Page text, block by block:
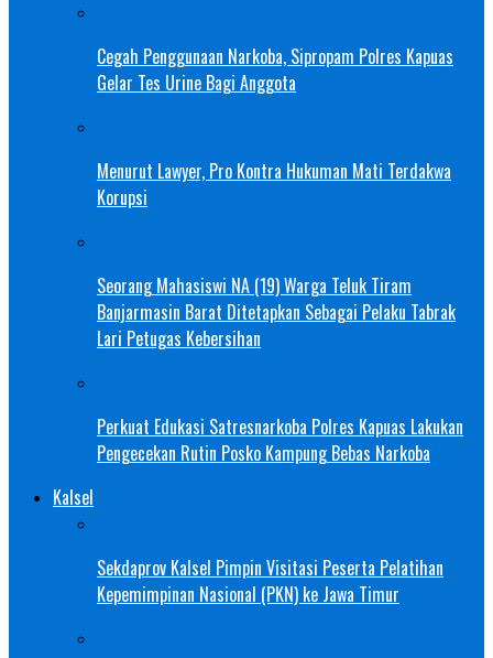
Cegah Penggunaan Narkoba, Sipropam Polres Kapuas
Gelar Tes Urine Bagi Anggota
Menurut Lawyer, Pro Kontra Hukuman Mati Terdakwa
Korupsi
Seorang Mahasiswi NA (19) Warga Teluk Tiram
Banjarmasin Barat Ditetapkan Sebagai Pelaku Tabrak
Lari Petugas Kebersihan
Perkuat Edukasi Satresnarkoba Polres Kapuas Lakukan
Pengecekan Rutin Posko Kampung Bebas Narkoba
Kalsel
Sekdaprov Kalsel Pimpin Visitasi Peserta Pelatihan
Kepemimpinan Nasional (PKN) ke Jawa Timur